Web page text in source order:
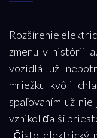
Rozšírenie
zmenu v histórii
vozidlá už
mriežku kvôli
spaľovaním už
vznikol ďalší
Čisto elektrický